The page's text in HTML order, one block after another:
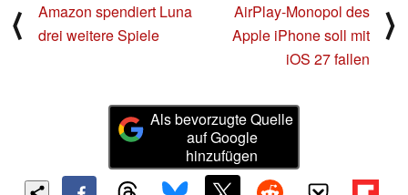
⟨
Amazon spendiert Luna
drei weitere Spiele
AirPlay-Monopol des
Apple iPhone soll mit
iOS 27 fallen
⟩
Als bevorzugte Quelle
auf Google
hinzufügen